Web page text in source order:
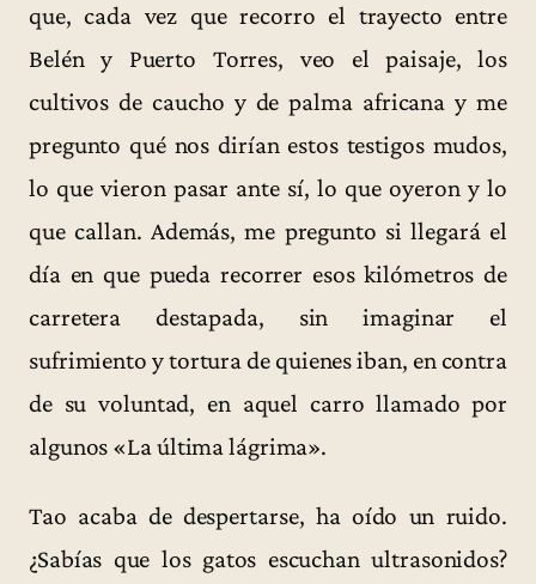
que, cada vez que recorro el trayecto entre
Belén y Puerto Torres, veo el paisaje, los
cultivos de caucho y de palma africana y me
pregunto qué nos dirían estos testigos mudos,
lo que vieron pasar ante sí, lo que oyeron y lo
que callan. Además, me pregunto si llegará el
día en que pueda recorrer esos kilómetros de
carretera destapada, sin imaginar el
sufrimiento y tortura de quienes iban, en contra
de su voluntad, en aquel carro llamado por
algunos «La última lágrima».
Tao acaba de despertarse, ha oído un ruido.
¿Sabías que los gatos escuchan ultrasonidos?